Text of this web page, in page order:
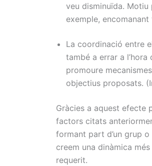
veu disminuïda.
exemple,
La coordinació entre
també a errar a
promoure
objectius proposats.
Gràcies a aquest efecte
factors citats
formant part d’un grup
creem una dinàmica
requerit.